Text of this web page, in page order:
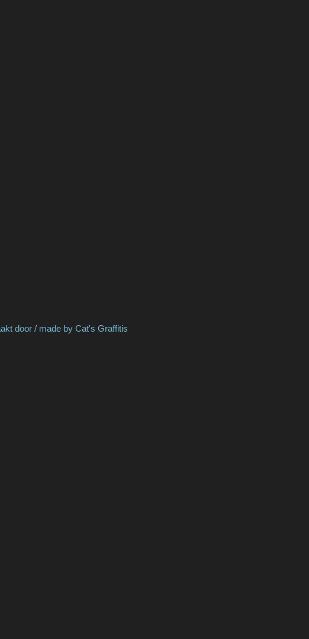
by Cat's Graffitis